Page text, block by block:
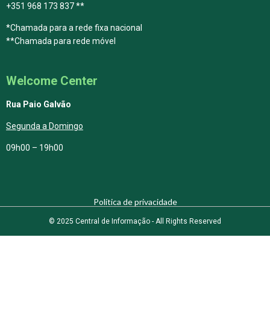
+351 968 173 837 **
*Chamada para a rede fixa nacional
**Chamada para rede móvel
Welcome Center
Rua Paio Galvão
Segunda a Domingo
09h00 – 19h00
Política de privacidade
© 2025 Central de Informação - All Rights Reserved